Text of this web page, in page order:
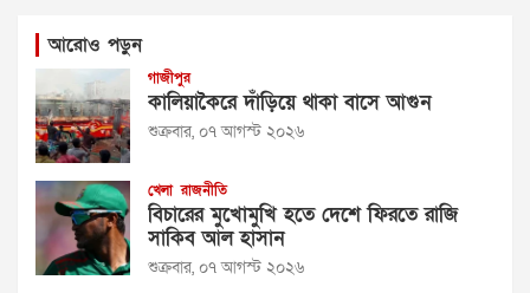
আরোও পড়ুন
গাজীপুর
কালিয়াকৈরে দাঁড়িয়ে থাকা বাসে আগুন
শুক্রবার, ০৭ আগস্ট ২০২৬
খেলা রাজনীতি
বিচারের মুখোমুখি হতে দেশে ফিরতে রাজি
সাকিব আল হাসান
শুক্রবার, ০৭ আগস্ট ২০২৬